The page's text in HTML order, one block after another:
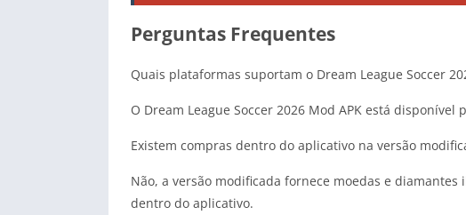
Perguntas Frequentes
Quais plataformas suportam o Dream League Soccer
O Dream League Soccer 2026 Mod APK está disponível
Existem compras dentro do aplicativo na versão
Não, a versão modificada fornece moedas e
dentro do aplicativo.